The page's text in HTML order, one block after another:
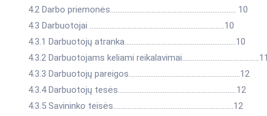
4.2 Darbo priemonės……………..……………..……………..………………. 10
4.3 Darbuotojai ……………..……………..……………..……………………10
4.3.1 Darbuotojų atranka……………..……………..……………………….10
4.3.2 Darbuotojams keliami reikalavimai……………..……………..………11
4.3.3 Darbuotojų pareigos……………..……………..……………..………..12
4.3.4 Darbuotojų tesės……………..……………..……………..……………12
4.3.5 Savininko teisės……………..……………..……………..…………….12